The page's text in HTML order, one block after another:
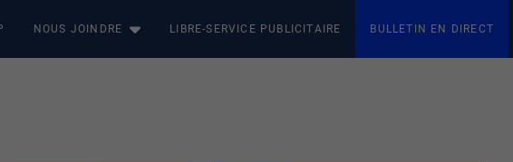
NOUS JOINDRE LIBRE-SERVICE PUBLICITAIRE BULLETIN EN DIRECT